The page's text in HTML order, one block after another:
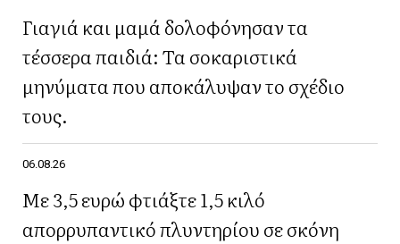
Γιαγιά και μαμά δολοφόνησαν τα
τέσσερα παιδιά: Τα σοκαριστικά
μηνύματα που αποκάλυψαν το σχέδιο
τους.
06.08.26
Με 3,5 ευρώ φτιάξτε 1,5 κιλό
απορρυπαντικό πλυντηρίου σε σκόνη